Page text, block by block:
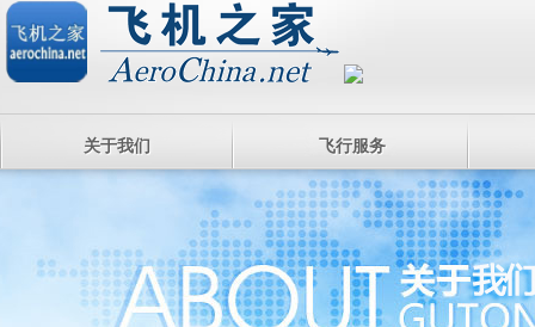
关于我们 飞行服务